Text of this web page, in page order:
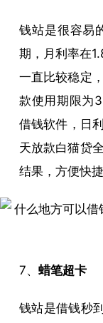
钱站是很容易
期，月利率在
一直比较稳定
款使用期限为
借钱软件，日
天放款白猫贷
结果，方便快
7、 蜡笔超卡
钱站是借钱秒